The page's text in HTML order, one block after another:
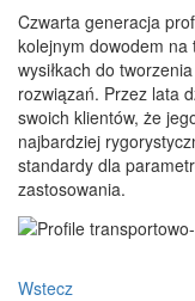
Czwarta generacja
kolejnym dowodem na
wysiłkach do
rozwiązań. Przez lata
swoich klientów, że
najbardziej
standardy dla
zastosowania.
Wstecz